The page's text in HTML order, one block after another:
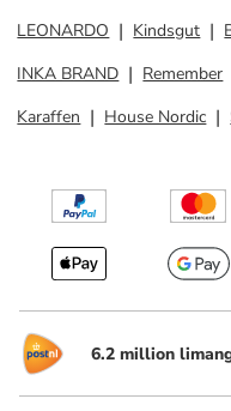
LEONARDO
Kindsgut
INKA BRAND
Remember
Karaffen
House Nordic
6.2 million